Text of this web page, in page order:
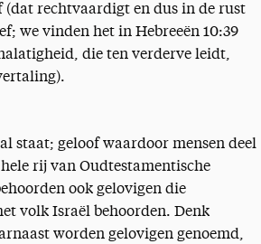
(dat rechtvaardigt en dus in de rust
we vinden het in Hebreeën 10:39
die ten verderve leidt,
staat; geloof waardoor mensen deel
rij van Oudtestamentische
ook gelovigen die
volk Israël behoorden. Denk
worden gelovigen genoemd,